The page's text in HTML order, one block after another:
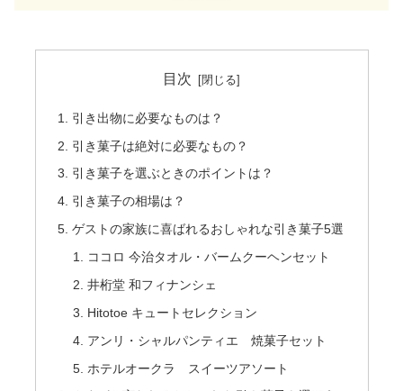
目次
引き出物に必要なものは？
引き菓子は絶対に必要なもの？
引き菓子を選ぶときのポイントは？
引き菓子の相場は？
ゲストの家族に喜ばれるおしゃれな引き菓子5選
ココロ 今治タオル・バームクーヘンセット
井桁堂 和フィナンシェ
Hitotoe キュートセレクション
アンリ・シャルパンティエ 焼菓子セット
ホテルオークラ スイーツアソート